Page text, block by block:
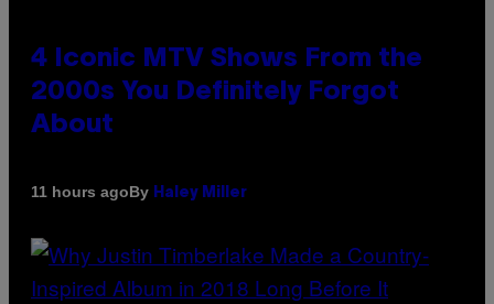
4 Iconic MTV Shows From the
2000s You Definitely Forgot
About
11 hours agoBy Haley Miller